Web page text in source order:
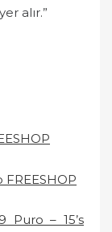
alır.”
Puro – 15’s